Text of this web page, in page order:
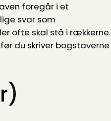
foregår i et
svar som
ofte skal stå i rækkerne.
du skriver bogstaverne